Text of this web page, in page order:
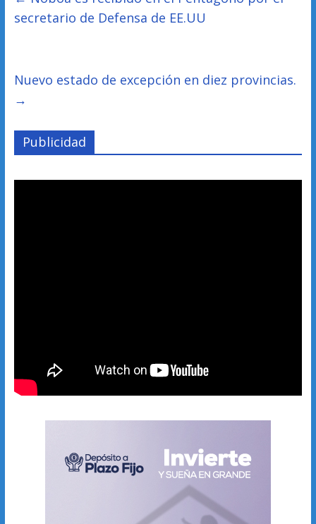
secretario de Defensa de EE.UU
Nuevo estado de excepción en diez provincias.
→
Publicidad